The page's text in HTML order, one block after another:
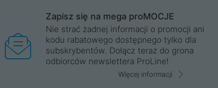
Wrocław, Poznań, Legnica, Katowice, Gliwice, Kalisz, Bytom,
Trzebnica, Opole. Szybka i profesjonalna obsługa!
ProLine to polska firma ze 100% polskim kapitałem. Działamy
legalnie i płacimy podatki w naszym kraju! Posiadamy siedzibę
główną w Mirkowie oraz salony na terenie kraju. Cała
komunikacja ze sklepem komputerowym ProLine jest
Zapisz się na mega proMOCJE
Nie strać żadnej informacji o promocji ani
kodu rabatowego dostępnego tylko dla
subskrybentów. Dołącz teraz do grona
odbiorców newslettera ProLine!
Więcej informacji